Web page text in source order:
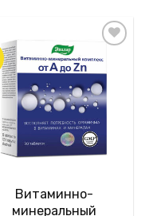
Витаминно-
минеральный